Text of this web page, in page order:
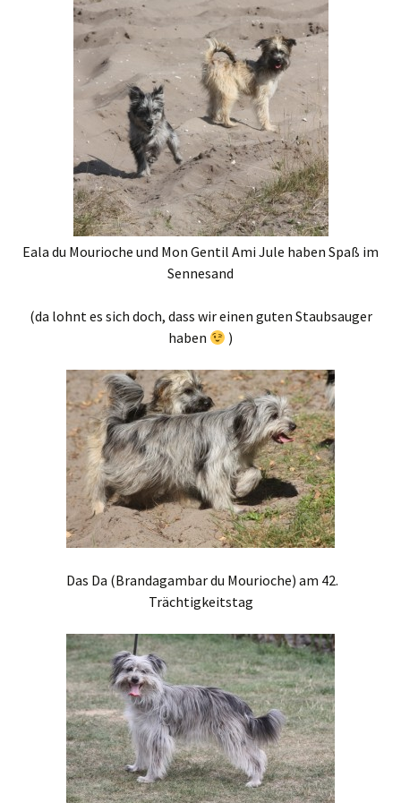
Eala du Mourioche und Mon Gentil Ami Jule haben Spaß im
Sennesand
(da lohnt es sich doch, dass wir einen guten Staubsauger
haben
)
Das Da (Brandagambar du Mourioche) am 42.
Trächtigkeitstag